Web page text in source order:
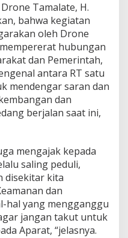
Tamalate, H.
bahwa kegiatan
oleh Drone
hubungan
dan Pemerintah,
antara RT satu
mendengar saran dan
dan
berjalan saat ini,
mengajak kepada
saling peduli,
disekitar kita
dan
hal yang mengganggu
jangan takut untuk
Aparat, “jelasnya.